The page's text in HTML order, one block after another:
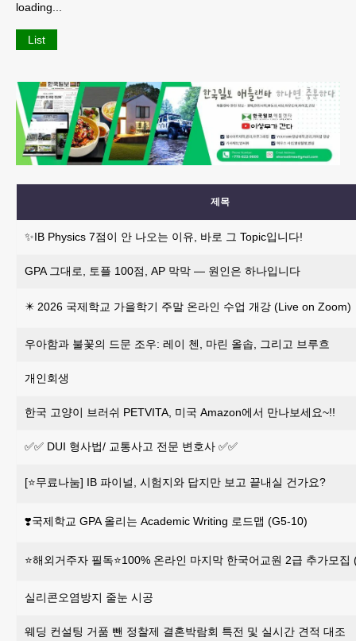
loading...
List
제목
✨IB Physics 7점이 안 나오는 이유, 바로 그 Topic입니다!
GPA 그대로, 토플 100점, AP 막막 — 원인은 하나입니다
✴️ 2026 국제학교 가을학기 주말 온라인 수업 개강 (Live on Zoom)
우아함과 불꽃의 드문 조우: 레이 첸, 마린 올솝, 그리고 브루흐
개인회생
한국 고양이 브러쉬 PETVITA, 미국 Amazon에서 만나보세요~!!
✅✅ DUI 형사법/ 교통사고 전문 변호사 ✅✅
[⭐무료나눔] IB 파이널, 시험지와 답지만 보고 끝내실 건가요?
❣️국제학교 GPA 올리는 Academic Writing 로드맵 (G5-10)
⭐해외거주자 필독⭐100% 온라인 마지막 한국어교원 2급 추가모집
실리콘오염방지 줄눈 시공
웨딩 컨설팅 거품 뺀 정찰제 결혼박람회 특전 및 실시간 견적 대조